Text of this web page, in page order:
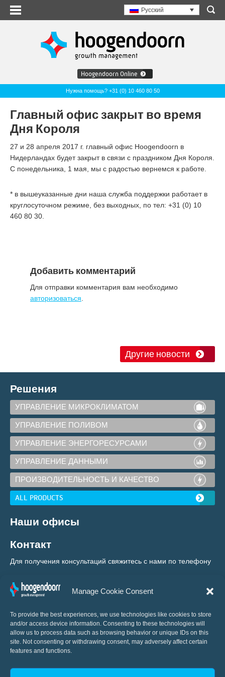
Manage Cookie Consent
To provide the best experiences, we use technologies like cookies to store
and/or access device information. Consenting to these technologies will
allow us to process data such as browsing behavior or unique IDs on this
site. Not consenting or withdrawing consent, may adversely affect certain
features and functions.
Русский
Hoogendoorn Online
Нужна помощь? +31 (0) 10 460 80 50
Главный офис закрыт во время
Дня Короля
27 и 28 апреля 2017 г. главный офис Hoogendoorn в
Нидерландах будет закрыт в связи с праздником Дня Короля.
С понедельника, 1 мая, мы с радостью вернемся к работе.
* в вышеуказанные дни наша служба поддержки работает в
круглосуточном режиме, без выходных, по тел: +31 (0) 10
460 80 30
Добавить комментарий
Для отправки комментария вам необходимо
авторизоваться
Другие новости
Решения
УПРАВЛЕНИЕ МИКРОКЛИМАТОМ
УПРАВЛЕНИЕ ПОЛИВОМ
УПРАВЛЕНИЕ ЭНЕРГОРЕСУРСАМИ
УПРАВЛЕНИЕ ДАННЫМИ
ПРОИЗВОДИТЕЛЬНОСТЬ И КАЧЕСТВО
ALL PRODUCTS
Наши офисы
Контакт
Для получения консультаций свяжитесь с нами по телефону
+31 (0) 10 460 80 80